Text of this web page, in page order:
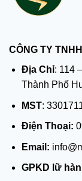
CÔNG TY
Địa Chỉ: 114
Thành Phố
MST:
Điện Thoại:
Email:
GPKD lữ